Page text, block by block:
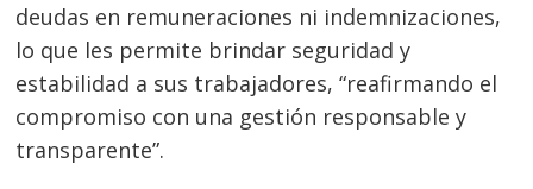
deudas en remuneraciones ni indemnizaciones,
lo que les permite brindar seguridad y
estabilidad a sus trabajadores, “reafirmando el
compromiso con una gestión responsable y
transparente”.